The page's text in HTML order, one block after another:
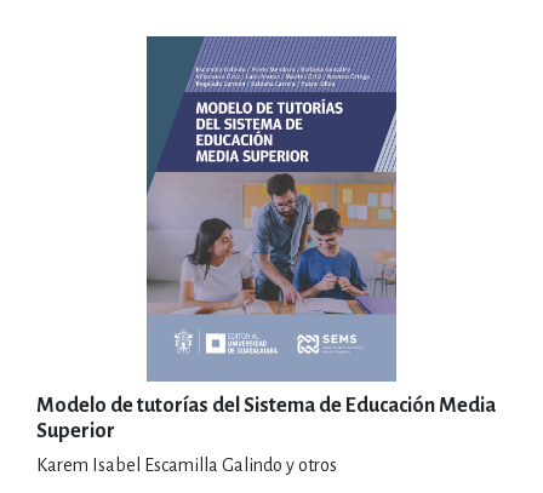
Modelo de tutorías del Sistema de Educación Media
Superior
Karem Isabel Escamilla Galindo y otros